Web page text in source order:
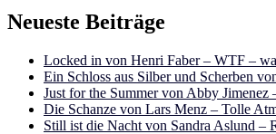
Neueste Beiträge
Locked in von Henri Faber – WTF –
Ein Schloss aus Silber und Scherben
Just for the Summer von Abby
Die Schanze von Lars Menz – Tolle
Still ist die Nacht von Sandra Aslund –